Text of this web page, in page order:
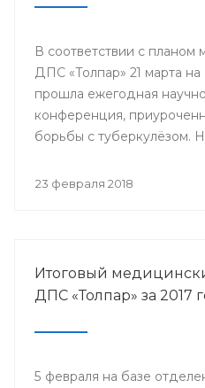
В соответствии с
ДПС «Толпар» 21 марта
прошла ежегодная
конференция,
борьбы с туберкулёзом.
санатория, а так же
23 февраля 2018
Итоговый
ДПС «Толпар» за 2017
5 февраля на базе